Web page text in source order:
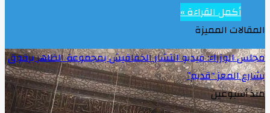
أكمل القراءة »
المقالات المميزة
مجلس الوزراء: فيديو انتشار الخفافيش بمجموعة الظاهر برقوق
بشارع المعز “قديم”
منذ أسبوعين